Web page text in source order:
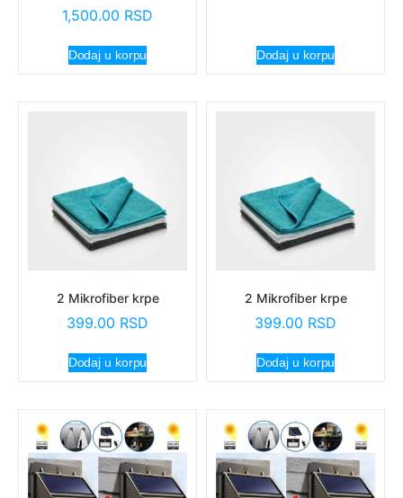
1,500.00 RSD
Dodaj u korpu Dodaj u korpu
2 Mikrofiber krpe
399.00 RSD
Dodaj u korpu
2 Mikrofiber krpe
399.00 RSD
Dodaj u korpu